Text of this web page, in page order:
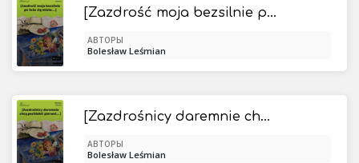
[Zazdrość moja bezsilnie po łożu się miota...]
АВТОРЫ
Bolesław Leśmian
[Zazdrośnicy daremnie chcą pochlebić pierwsi...]
АВТОРЫ
Bolesław Leśmian